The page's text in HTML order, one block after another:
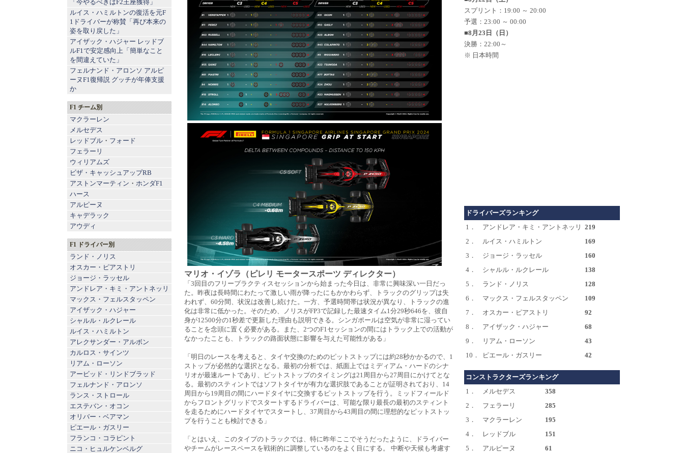
マリオ・イゾラ（ピレリ モータースポーツ ディレクター）
「3回目のフリープラクティスセッションから始まった今日は、非常に興味深い一日だっ
た。昨夜は長時間にわたって激しい雨が降ったにもかかわらず、トラックのグリップは失
われず、60分間、状況は改善し続けた。一方、予選時間帯は状況が異なり、トラックの進
化は非常に低かった。そのため、ノリスがFP3で記録した最速タイム1分29秒646を、彼自
身が12500分の1秒差で更新した理由も説明できる。シンガポールは空気が非常に湿ってい
ることを念頭に置く必要がある。また、2つのF1セッションの間にはトラック上での活動が
なかったことも、トラックの路面状態に影響を与えた可能性がある」
「明日のレースを考えると、タイヤ交換のためのピットストップには約28秒かかるので、1
ストップが必然的な選択となる。最初の分析では、紙面上ではミディアム・ハードのシナ
リオが最速ルートであり、ピットストップのタイミングは21周目から27周目にかけてとな
る。最初のスティントではソフトタイヤが有力な選択肢であることが証明されており、14
周目から19周目の間にハードタイヤに交換するピットストップを行う。ミッドフィールド
からフロントグリッドでスタートするドライバーは、可能な限り最長の最初のスティント
を走るためにハードタイヤでスタートし、37周目から43周目の間に理想的なピットストッ
プを行うことも検討できる」
「とはいえ、このタイプのトラックでは、特に昨年ここでそうだったように、ドライバー
やチームがレースペースを戦術的に調整しているのをよく目にする。 中断や天候も考慮す
「今やるべきはF2王座獲得」
ルイス・ハミルトンの復活を元F
1ドライバーが称賛「再び本来の
姿を取り戻した」
アイザック・ハジャー レッドブ
ルF1で安定感向上「簡単なこと
を間違えていた」
フェルナンド・アロンソ アルピ
ーヌF1復帰説 グッチが年俸支援
か
F1 チーム別
マクラーレン
メルセデス
レッドブル ・ フォード
フェラーリ
ウィリアムズ
ビザ・キャッシュアップRB
アストンマーティン ・ ホンダF1
ハース
アルピーヌ
キャデラック
アウディ
F1 ドライバー別
ランド・ノリス
オスカー・ピアストリ
ジョージ・ラッセル
アンドレア・キミ・アントネッリ
マックス・フェルスタッペン
アイザック・ハジャー
シャルル・ルクレール
ルイス・ハミルトン
アレクサンダー・アルボン
カルロス・サインツ
リアム・ローソン
アービッド・リンドブラッド
フェルナンド・アロンソ
ランス・ストロール
エステバン・オコン
オリバー・ベアマン
ピエール・ガスリー
フランコ・コラピント
ニコ・ヒュルケンベルグ
スプリント：19:00 ～ 20:00
予選：23:00 ～ 00:00
■8月23日（日）
決勝：22:00～
※ 日本時間
ドライバーズランキング
1．
アンドレア・キミ・アントネッリ 219
2．
ルイス・ハミルトン
169
3．
ジョージ・ラッセル
160
4．
シャルル・ルクレール
138
5．
ランド・ノリス
128
6．
マックス・フェルスタッペン
109
7．
オスカー・ピアストリ
92
8．
アイザック・ハジャー
68
9．
リアム・ローソン
43
10．
ピエール・ガスリー 42
コンストラクターズランキング
1．
メルセデス
358
2．
フェラーリ
285
3．
マクラーレン
195
4．
レッドブル
151
5．
アルピーヌ
61